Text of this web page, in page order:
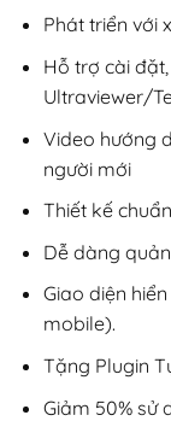
Phát triển với
Hỗ trợ cài
Ultraviewer/
Video hướng
người mới
Thiết kế
Dễ dàng
Giao diện
mobile).
Tặng Plugin
Giảm 50% sử